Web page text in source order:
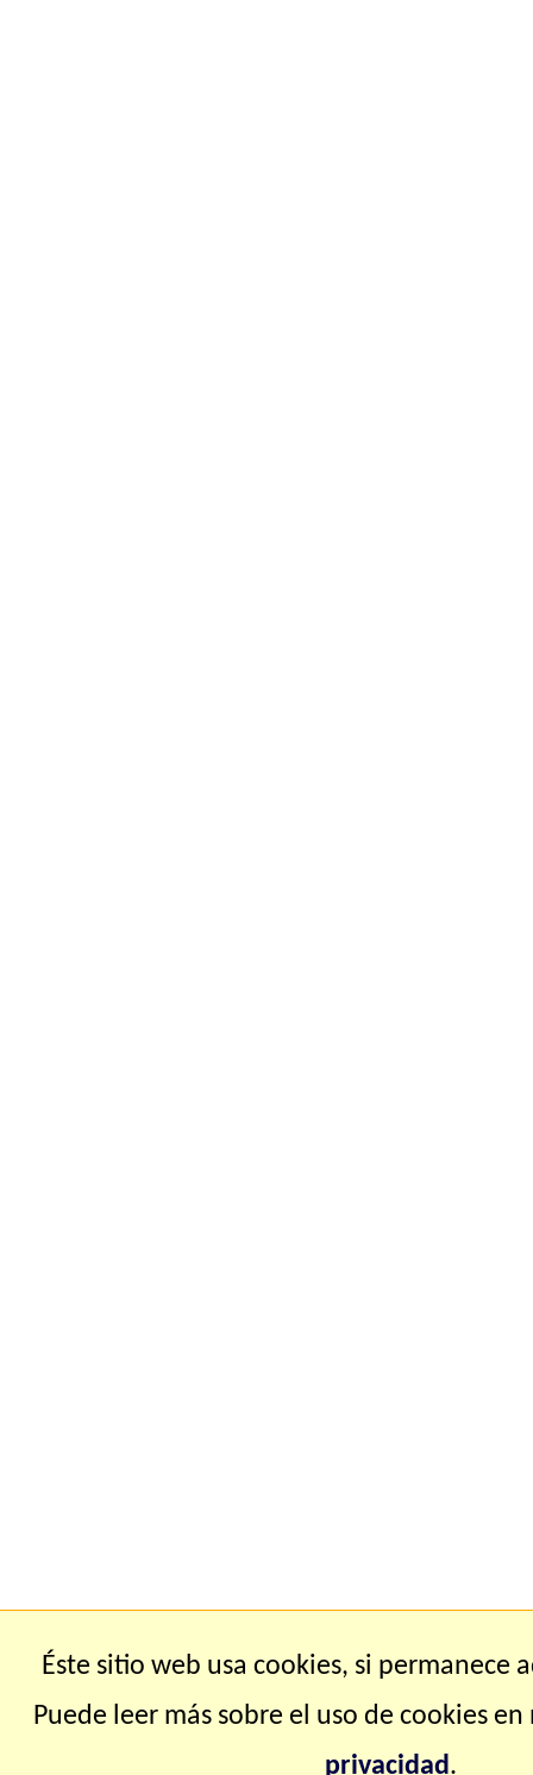
Éste sitio web usa cookies, si permanece
Puede leer más sobre el uso de cookies
privacidad.